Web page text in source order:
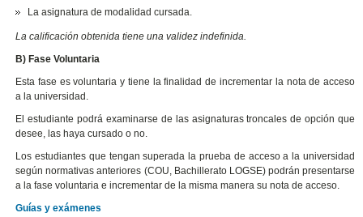
La asignatura de modalidad cursada.
La calificación obtenida tiene una validez indefinida.
B) Fase Voluntaria
Esta fase es voluntaria y tiene la finalidad de incrementar la nota de acceso
a la universidad.
El estudiante podrá examinarse de las asignaturas troncales de opción que
desee, las haya cursado o no.
Los estudiantes que tengan superada la prueba de acceso a la universidad
según normativas anteriores (COU, Bachillerato LOGSE) podrán presentarse
a la fase voluntaria e incrementar de la misma manera su nota de acceso.
Guías y exámenes